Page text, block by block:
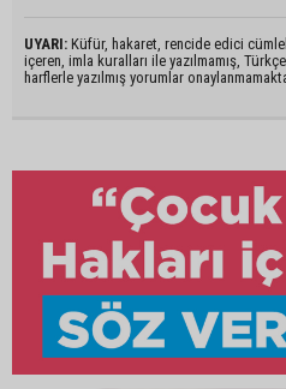
UYARI: Küfür, hakaret, rencide edici
içeren, imla kuralları ile yazılmamış,
harflerle yazılmış yorumlar